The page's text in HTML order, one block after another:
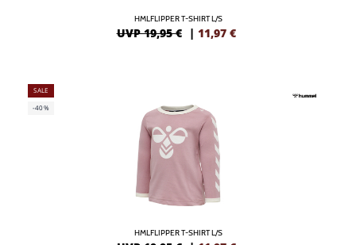
HMLFLIPPER T-SHIRT L/S
UVP 19,95 € | 11,97 €
SALE
-40%
HMLFLIPPER T-SHIRT L/S